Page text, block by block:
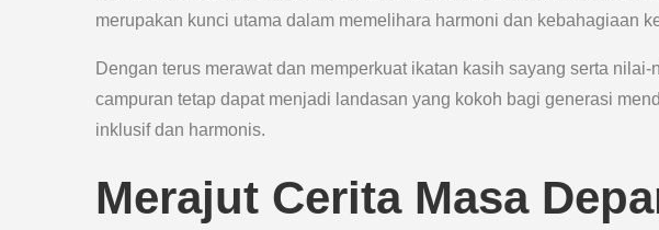
merupakan kunci utama dalam memelihara harmoni dan kebahagiaan
Dengan terus merawat dan memperkuat ikatan kasih sayang serta
campuran tetap dapat menjadi landasan yang kokoh bagi generasi
inklusif dan harmonis.
Merajut Cerita Masa